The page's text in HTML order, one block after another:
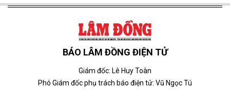
BÁO LÂM ĐỒNG ĐIỆN TỬ
Giám đốc: Lê Huy Toàn
Phó Giám đốc phụ trách báo điện tử: Vũ Ngọc Tú